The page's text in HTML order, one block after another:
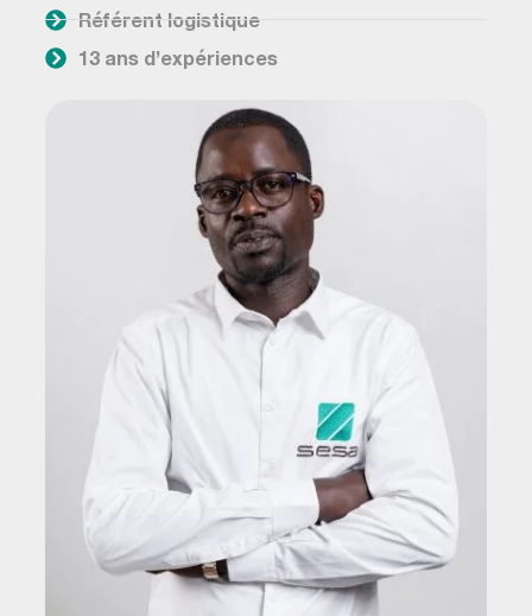
Référent logistique
13 ans d’expériences